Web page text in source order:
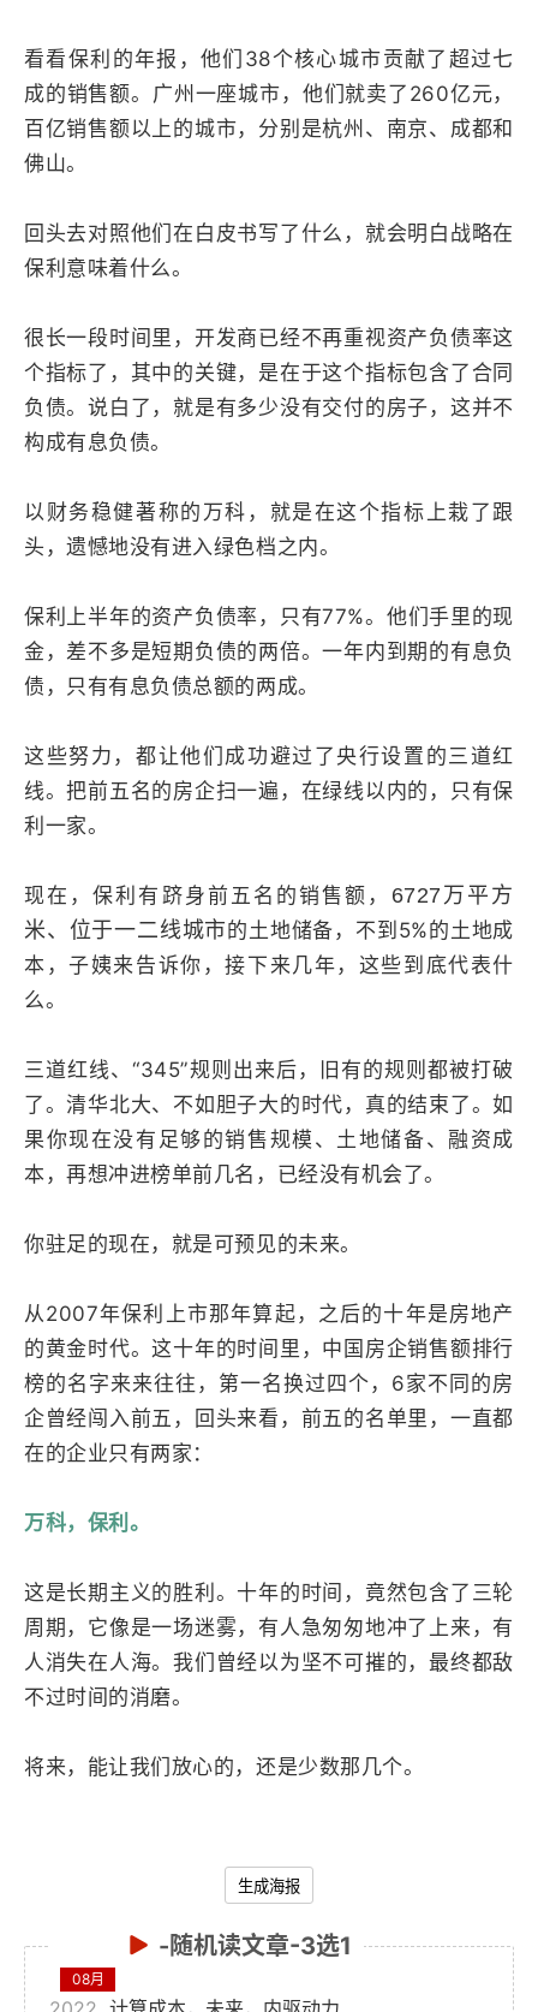
看看保利的年报，他们38个核心城市贡献了超过七
成的销售额。广州一座城市，他们就卖了260亿元，
百亿销售额以上的城市，分别是杭州、南京、成都和
佛山。
回头去对照他们在白皮书写了什么，就会明白战略在
保利意味着什么。
很长一段时间里，开发商已经不再重视资产负债率这
个指标了，其中的关键，是在于这个指标包含了合同
负债。说白了，就是有多少没有交付的房子，这并不
构成有息负债。
以财务稳健著称的万科，就是在这个指标上栽了跟
头，遗憾地没有进入绿色档之内。
保利上半年的资产负债率，只有77%。他们手里的现
金，差不多是短期负债的两倍。一年内到期的有息负
债，只有有息负债总额的两成。
这些努力，都让他们成功避过了央行设置的三道红
线。把前五名的房企扫一遍，在绿线以内的，只有保
利一家。
现在，保利有跻身前五名的销售额， 6727万平方
米、位于一二线城市的土地储备，不到5%的土地成
本，子姨来告诉你，接下来几年，这些到底代表什
么。
三道红线、“345”规则出来后，旧有的规则都被打破
了。清华北大、不如胆子大的时代，真的结束了。如
果你现在没有足够的销售规模、土地储备、融资成
本，再想冲进榜单前几名，已经没有机会了。
你驻足的现在，就是可预见的未来。
从2007年保利上市那年算起，之后的十年是房地产
的黄金时代。这十年的时间里，中国房企销售额排行
榜的名字来来往往，第一名换过四个，6家不同的房
企曾经闯入前五，回头来看，前五的名单里，一直都
在的企业只有两家：
万科，保利。
这是长期主义的胜利。十年的时间，竟然包含了三轮
周期，它像是一场迷雾，有人急匆匆地冲了上来，有
人消失在人海。我们曾经以为坚不可摧的，最终都敌
不过时间的消磨。
将来，能让我们放心的，还是少数那几个。
生成海报
-随机读文章-3选1
08月